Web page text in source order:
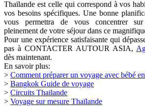
Thaïlande est celle qui correspond à vos
vos besoins spécifiques. Une bonne
vous permettra de vous concentrer
pleinement de votre séjour dans ce
Pour une expérience satisfaisante qui
pas à CONTACTER AUTOUR ASIA,
dès maintenant.
En savoir plus:
> Comment préparer un voyage avec bébé
> Bangkok Guide de voyage
> Circuits Thailande
> Voyage sur mesure Thaïlande